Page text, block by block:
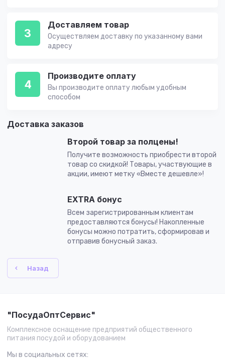
3
Доставляем товар
Осуществляем доставку по указанному вами
адресу
4
Производите оплату
Вы производите оплату любым удобным
способом
Доставка заказов
Второй товар за полцены!
Получите возможность приобрести второй
товар со скидкой! Товары, участвующие в
акции, имеют метку «Вместе дешевле»!
EXTRA бонус
Всем зарегистрированным клиентам
предоставляются бонусы! Накопленные
бонусы можно потратить, сформировав и
отправив бонусный заказ.
Назад
"ПосудаОптСервис"
Комплексное оснащение предприятий общественного
питания посудой и оборудованием
Мы в социальных сетях: